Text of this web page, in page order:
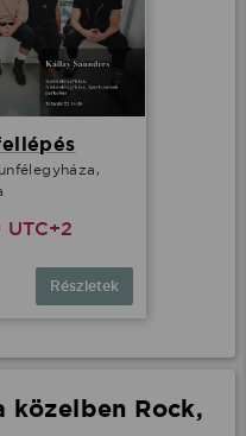
Részletek
közelben Rock,